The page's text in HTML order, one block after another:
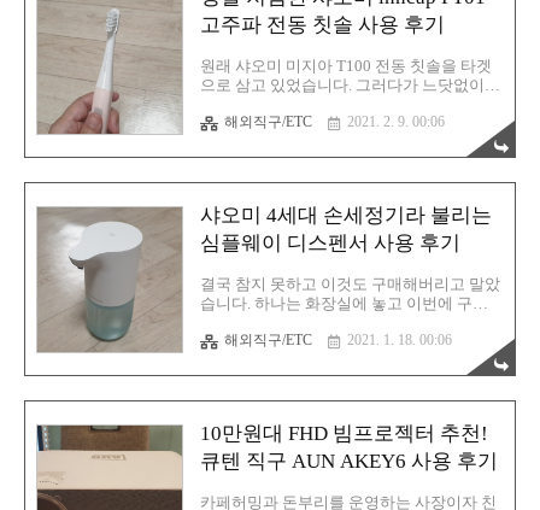
세정기를 사려고 보니까 방금도 말씀드렸듯
다양한 종류가 있어서 뭘 사야 좋을지 망설
여지더군요. 그러다가 문득 샤오미 유핀
(Youpin)에서도 구강 세정기가 있는것을 용
케 기억해내고 실제 후기글들을 살펴보니 역
시 좋다는 얘기가 많았습니다. 단 한가지 단
점이라고 한다면 "물 저장 탱크가 좀 더 컸으
면..." 하는 의견이 종종 눈에 띄었습..
고주파 전동 칫솔 사용 후기
원래 샤오미 미지아 T100 전동 칫솔을 타겟
으로 삼고 있었습니다. 그러다가 느닷없이
신을 구매하라며 손짓을 하듯 말입니다.
T100도 가격이 저렴한 편인데 이건 더 쌉니
다. 현재 1+1 특가로 큐텐에서 판매중인데 두
개 합쳐도 만원이 안 됩니다. 만원 뿐만 아니
사용한 이후로 이제 일반 칫솔은 사용을 못
할 정도가 되어버렸습니다. 치아들이 전동칫
솔에 최적화가 된지 오래입니다. 일반 칫솔
로 양치질을 하고나면 왠지 모를 찝찝함이
밀물 들어오듯 떠밀려옵니다. 전동칫솔로 양
치를 하면 정말 개운합니다. 과연 이 개운함
을 이번 샤오미 inncap 전동 칫솔도 제공을
해줄까요? 기대가 되는군요. inncap PT01 이
모저모그렇게 잔..
해외직구/ETC 2021. 2. 9. 00:06
샤오미 4세대 손세정기라 불리는
심플웨이 디스펜서 사용 후기
결국 참지 못하고 이것도 구매해버리고 말았
습니다. 하나는 화장실에 놓고 이번에 구매
매했습니다. 현재 화장실에는 과거에 후기글
로 남겼던 샤오미 손세정기 2세대 제품을 놓
고 사용 중입니다. 혹시 이 제품이 궁금하시
면 아래의 글을 읽어주시기 바랍니다. 손소
손세정기 2세대 사용 후기 손소독 손씻기 확
실히! 샤오미 미지아 자동 센서 손세정기 2세
대 사용 후기집들이용으로도 아주 좋을 것
같습니다. 가족 건강 지킴이! 혼자 사는 자취
해외직구/ETC 2021. 1. 18. 00:06
10만원대 FHD 빔프로젝터 추천!
큐텐 직구 AUN AKEY6 사용 후기
카페허밍과 돈부리를 운영하는 사장이자 친